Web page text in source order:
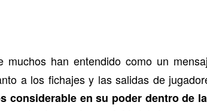
han entendido como un
a los fichajes y las salidas de
considerable en su poder dentro de